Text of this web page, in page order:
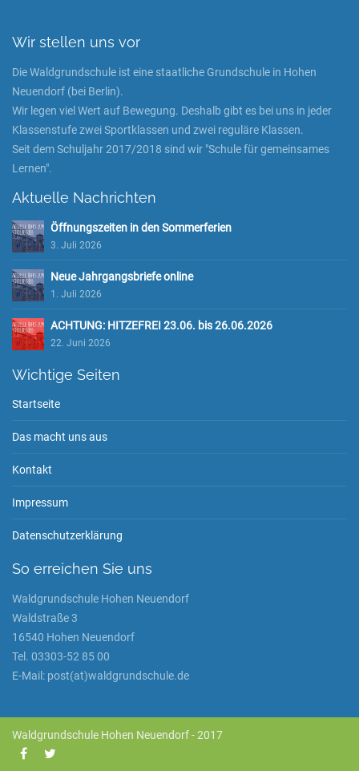
Wir stellen uns vor
Die Waldgrundschule ist eine staatliche Grundschule in Hohen
Neuendorf (bei Berlin).
Wir legen viel Wert auf Bewegung. Deshalb gibt es bei uns in jeder
Klassenstufe zwei Sportklassen und zwei reguläre Klassen.
Seit dem Schuljahr 2017/2018 sind wir "Schule für gemeinsames
Lernen".
Aktuelle Nachrichten
Öffnungszeiten in den Sommerferien
3. Juli 2026
Neue Jahrgangsbriefe online
1. Juli 2026
ACHTUNG: HITZEFREI 23.06. bis 26.06.2026
22. Juni 2026
Wichtige Seiten
Startseite
Das macht uns aus
Kontakt
Impressum
Datenschutzerklärung
So erreichen Sie uns
Waldgrundschule Hohen Neuendorf
Waldstraße 3
16540 Hohen Neuendorf
Tel. 03303-52 85 00
E-Mail: post(at)waldgrundschule.de
Waldgrundschule Hohen Neuendorf - 2017